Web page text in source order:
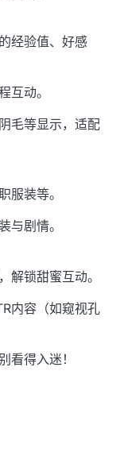
经验值、好感
互动。
毛等显示，适配
服装等。
与剧情。
解锁甜蜜互动。
内容（如窥视孔
看得入迷！